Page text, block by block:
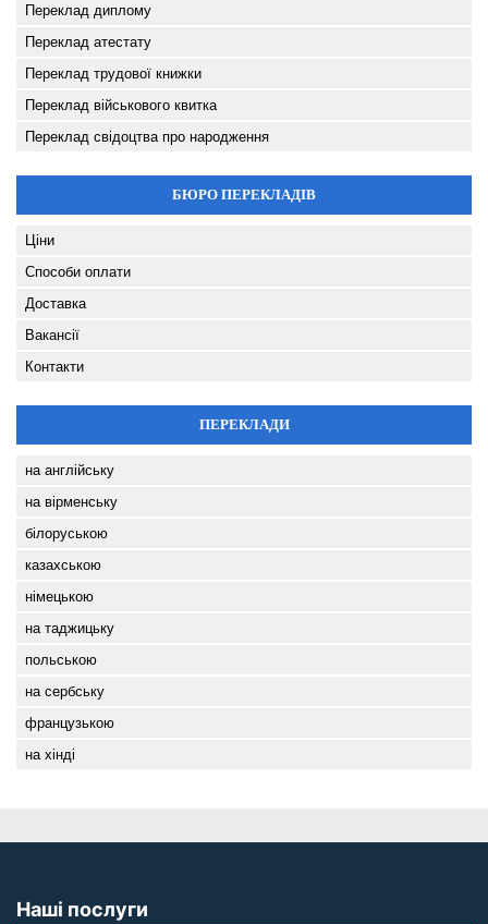
Переклад диплому
Переклад атестату
Переклад трудової книжки
Переклад військового квитка
Переклад свідоцтва про народження
БЮРО ПЕРЕКЛАДІВ
Ціни
Способи оплати
Доставка
Вакансії
Контакти
ПЕРЕКЛАДИ
на англійську
на вірменську
білоруською
казахською
німецькою
на таджицьку
польською
на сербську
французькою
на хінді
Наші послуги